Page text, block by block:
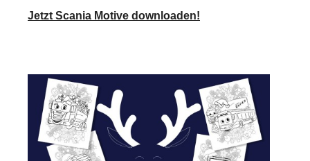
Jetzt Scania Motive downloaden!